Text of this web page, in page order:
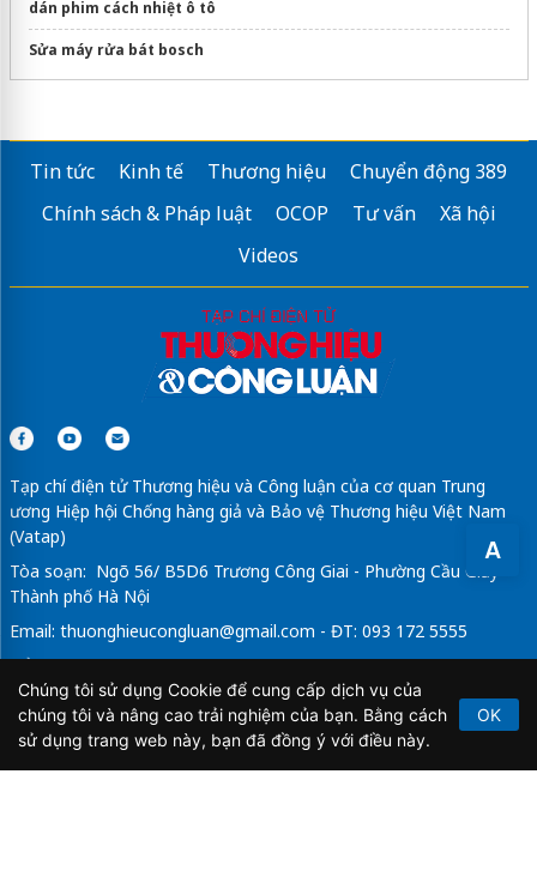
A
dán phim cách nhiệt ô tô
Sửa máy rửa bát bosch
Tin tức Kinh tế Thương hiệu
Chuyển động 389
Chính sách & Pháp luật
OCOP Tư vấn
Xã hội
Videos
Tạp chí điện tử Thương hiệu và Công luận của cơ quan Trung
ương Hiệp hội Chống hàng giả và Bảo vệ Thương hiệu Việt Nam
(Vatap)
Tòa soạn: Ngõ 56/ B5D6 Trương Công Giai - Phường Cầu Giấy -
Thành phố Hà Nội
Email: thuonghieucongluan@gmail.com - ĐT: 093 172 5555
Tổng Biên Tập: Vũ Đức Thuận
Giấy phép hoạt động báo chí điện tử số 64/GP-BTTTT do Bộ
Thông tin và Truyền thông cấp ngày 21/2/2020.
Chúng tôi sử dụng Cookie để cung cấp dịch vụ của
chúng tôi và nâng cao trải nghiệm của bạn. Bằng cách
sử dụng trang web này, bạn đã đồng ý với điều này.
OK